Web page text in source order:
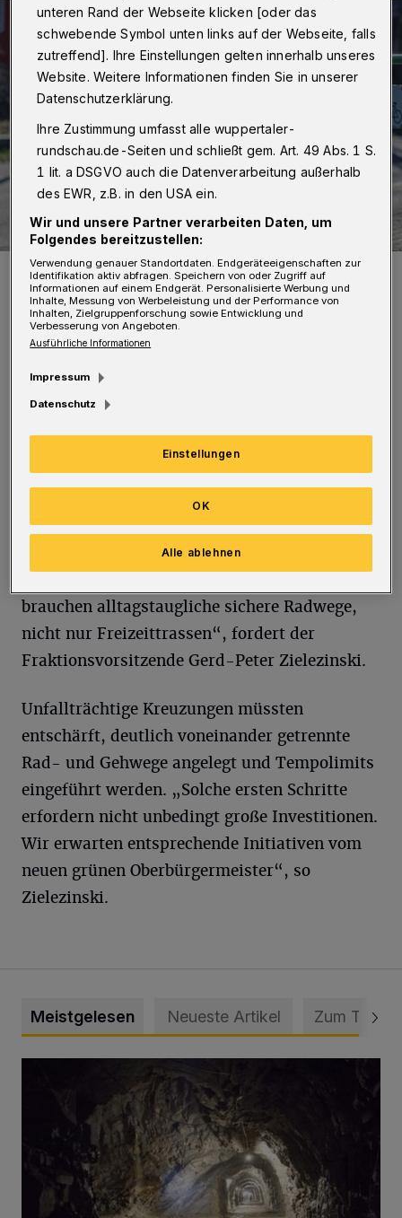
Die Nordbahntrasse ist für Fahrradfahrerinnen und -fahrer ein
Eldorado. Innerstädtisch sieht es anders aus.
Foto: Christoph Petersen
Städte würden besser. Wenn das Kernbündnis
eine Zukunft für Wuppertal haben wolle,
müsse „endlich die Verwirklichung des
Radwegeplans in Angriff genommen“ werden,
so die Linken. „Eine Nordbahntrasse, die
brauchen alltagstaugliche sichere Radwege,
nicht nur Freizeittrassen“, fordert der
Fraktionsvorsitzende Gerd-Peter Zielezinski.
Unfallträchtige Kreuzungen müssten
entschärft, deutlich voneinander getrennte
Rad- und Gehwege angelegt und Tempolimits
eingeführt werden. „Solche ersten Schritte
erfordern nicht unbedingt große Investitionen.
Wir erwarten entsprechende Initiativen vom
neuen grünen Oberbürgermeister“, so
Zielezinski.
Meistgelesen Neueste Artikel Zum Thema
unteren Rand der Webseite klicken [oder das
schwebende Symbol unten links auf der Webseite, falls
zutreffend]. Ihre Einstellungen gelten innerhalb unseres
Website. Weitere Informationen finden Sie in unserer
Datenschutzerklärung.
Ihre Zustimmung umfasst alle wuppertaler-
rundschau.de-Seiten und schließt gem. Art. 49 Abs. 1 S.
1 lit. a DSGVO auch die Datenverarbeitung außerhalb
des EWR, z.B. in den USA ein.
Wir und unsere Partner verarbeiten Daten, um
Folgendes bereitzustellen:
Verwendung genauer Standortdaten. Endgeräteeigenschaften zur
Identifikation aktiv abfragen. Speichern von oder Zugriff auf
Informationen auf einem Endgerät. Personalisierte Werbung und
Inhalte, Messung von Werbeleistung und der Performance von
Inhalten, Zielgruppenforschung sowie Entwicklung und
Verbesserung von Angeboten.
Ausführliche Informationen
Impressum
Datenschutz
Einstellungen
Alle ablehnen
OK